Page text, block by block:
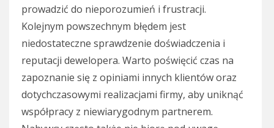
prowadzić do nieporozumień i frustracji.
Kolejnym powszechnym błędem jest
niedostateczne sprawdzenie doświadczenia i
reputacji dewelopera. Warto poświęcić czas na
zapoznanie się z opiniami innych klientów oraz
dotychczasowymi realizacjami firmy, aby uniknąć
współpracy z niewiarygodnym partnerem.